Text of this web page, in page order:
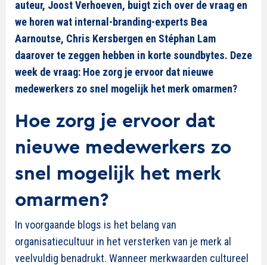
auteur, Joost Verhoeven, buigt zich over de vraag en
we horen wat internal-branding-experts Bea
Aarnoutse, Chris Kersbergen en Stéphan Lam
daarover te zeggen hebben in korte soundbytes. Deze
week de vraag: Hoe zorg je ervoor dat nieuwe
medewerkers zo snel mogelijk het merk omarmen?
Hoe zorg je ervoor dat
nieuwe medewerkers zo
snel mogelijk het merk
omarmen?
In voorgaande blogs is het belang van
organisatiecultuur in het versterken van je merk al
veelvuldig benadrukt. Wanneer merkwaarden cultureel